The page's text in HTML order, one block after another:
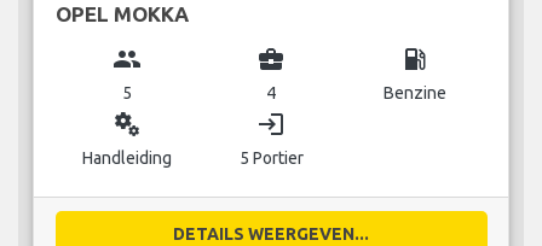
OPEL MOKKA
group
5
business_center
4
local_gas_station
Benzine
miscellaneous_services
Handleiding
login
5 Portier
DETAILS WEERGEVEN...